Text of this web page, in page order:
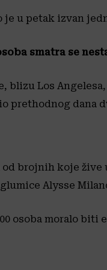
u petak izvan
smatra se
blizu Los
prethodnog dana
brojnih koje
Alysse
osoba moralo